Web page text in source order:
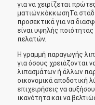
για να χειρίζεται
ματιών.κόκκωσηΤα
προσεκτικά για να
είναι υψηλής
πελατών.
Η γραμμή παραγωγής
για όσους χρειάζονται
λιπασμάτων ή άλλων
οικονομικά αποδοτική
επιχειρήσεις να
ικανότητα και να